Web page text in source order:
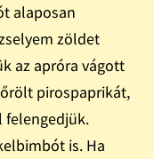
alaposan
zöldet
az apróra vágott
pirospaprikát,
felengedjük.
is. Ha